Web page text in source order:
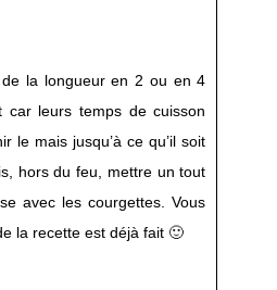
de la longueur en 2 ou en 4
car leurs temps de cuisson
le mais jusqu’à ce qu’il soit
hors du feu, mettre un tout
avec les courgettes. Vous
la recette est déjà fait 🙂